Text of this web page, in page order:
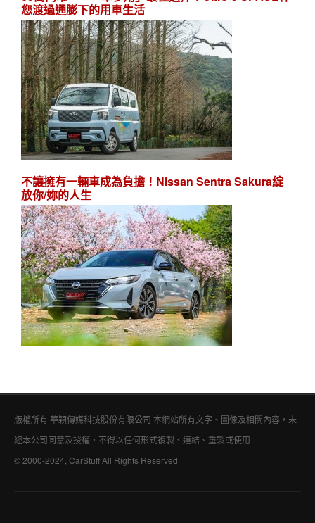
您渡過通膨下的用車生活
不讓擁有一輛車成為負擔！Nissan Sentra Sakura綻
放你/妳的人生
版權所有 華穎傳媒科技股份有限公司 本網站所有文字、圖像及相關內容，未
經本公司同意及授權，不得以任何形式複製、連結、重製或使用
© 2000-2024, CarStuff All Rights Reserved